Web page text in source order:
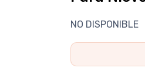
NO DISPONIBLE